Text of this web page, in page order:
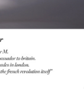
惡意使用之情形，
取法律行動。